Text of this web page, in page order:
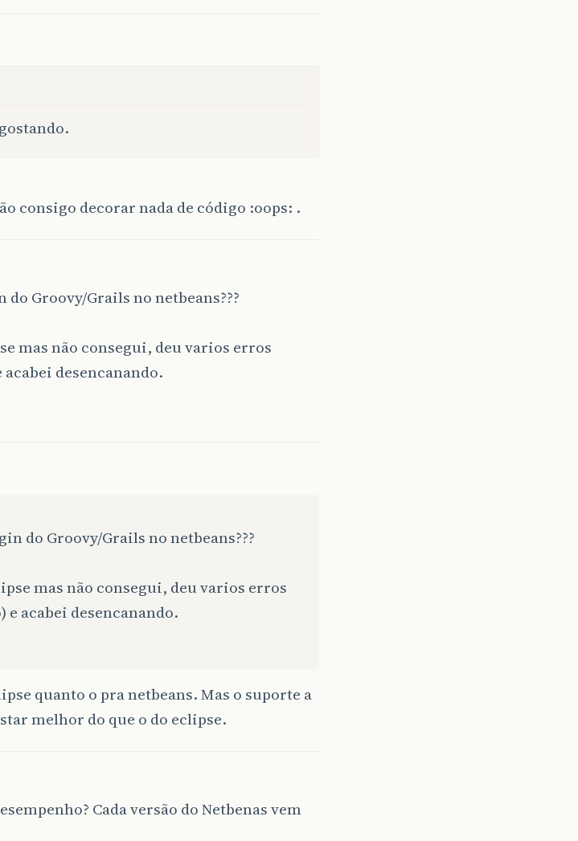
consigo decorar nada de código :oops: .
Groovy/Grails no netbeans???
mas não consegui, deu varios erros
desencanando.
do Groovy/Grails no netbeans???
mas não consegui, deu varios erros
e acabei desencanando.
quanto o pra netbeans. Mas o suporte a
melhor do que o do eclipse.
Cada versão do Netbenas vem